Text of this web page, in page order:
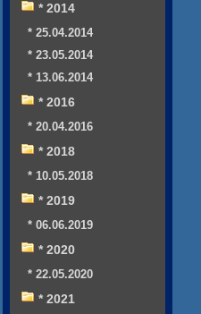
* 2014
* 25.04.2014
* 23.05.2014
* 13.06.2014
* 2016
* 20.04.2016
* 2018
* 10.05.2018
* 2019
* 06.06.2019
* 2020
* 22.05.2020
* 2021